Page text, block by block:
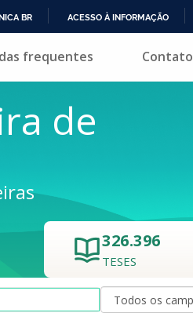
PARA
BR ACESSO À INFORMAÇÃO
frequentes Contato
de
326.396
TESES